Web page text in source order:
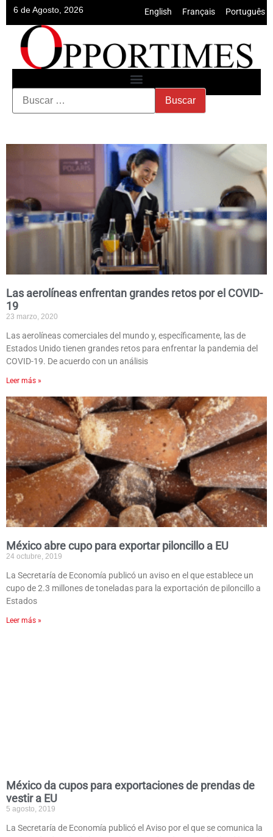
6 de Agosto, 2026 English Français Português
Las aerolíneas enfrentan grandes retos por el COVID-
19
23 marzo, 2020
Las aerolíneas comerciales del mundo y, específicamente, las de
Estados Unido tienen grandes retos para enfrentar la pandemia del
COVID-19. De acuerdo con un análisis
Leer más »
México abre cupo para exportar piloncillo a EU
24 octubre, 2019
La Secretaría de Economía publicó un aviso en el que establece un
cupo de 2.3 millones de toneladas para la exportación de piloncillo a
Estados
Leer más »
México da cupos para exportaciones de prendas de
vestir a EU
5 agosto, 2019
La Secretaría de Economía publicó el Aviso por el que se comunica la